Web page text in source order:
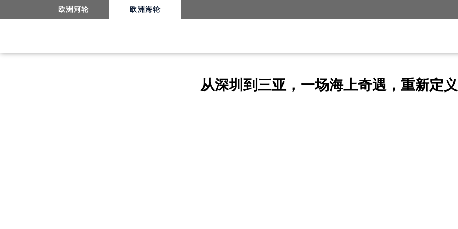
欧洲河轮 欧洲海轮
从深圳到三亚，一场海上奇遇，重新定